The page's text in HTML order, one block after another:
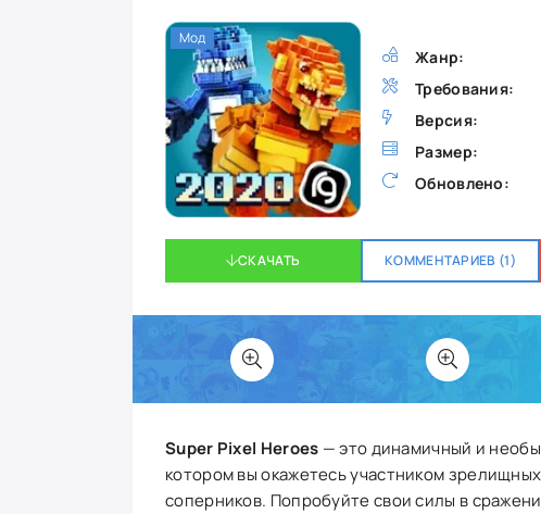
Жанр:
Требования:
Версия:
Размер:
Обновлено:
СКАЧАТЬ КОММЕНТАРИЕВ (1)
Мод
Super Pixel Heroes — это динамичный и
котором вы окажетесь участником
соперников. Попробуйте свои силы в